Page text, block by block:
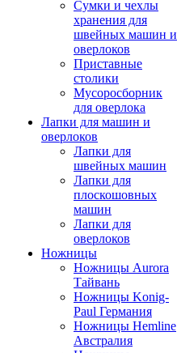
Сумки и чехлы
хранения для
швейных машин и
оверлоков
Приставные
столики
Мусоросборник
для оверлока
Лапки для машин и
оверлоков
Лапки для
швейных машин
Лапки для
плоскошовных
машин
Лапки для
оверлоков
Ножницы
Ножницы Aurora
Тайвань
Ножницы Konig-
Paul Германия
Ножницы Hemline
Австралия